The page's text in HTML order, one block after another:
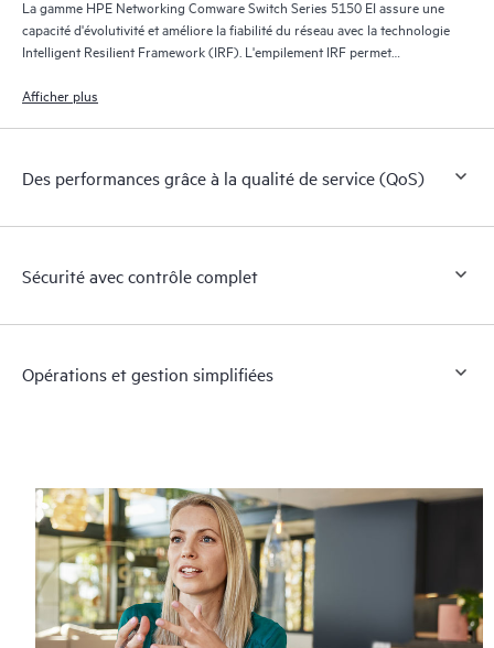
La gamme HPE Networking Comware Switch Series 5150 EI assure une
capacité d'évolutivité et améliore la fiabilité du réseau avec la technologie
Intelligent Resilient Framework (IRF). L'empilement IRF permet
deux commutateurs ou plus fonctionnent comme un seul commutateur
Afficher plus
Des performances grâce à la qualité de service (QoS)
Sécurité avec contrôle complet
Opérations et gestion simplifiées